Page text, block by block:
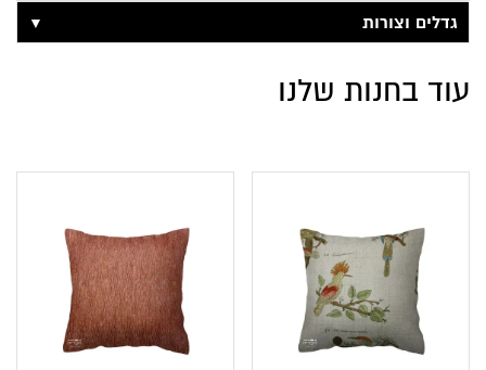
גדלים וצורות ▼
עוד בחנות שלנו